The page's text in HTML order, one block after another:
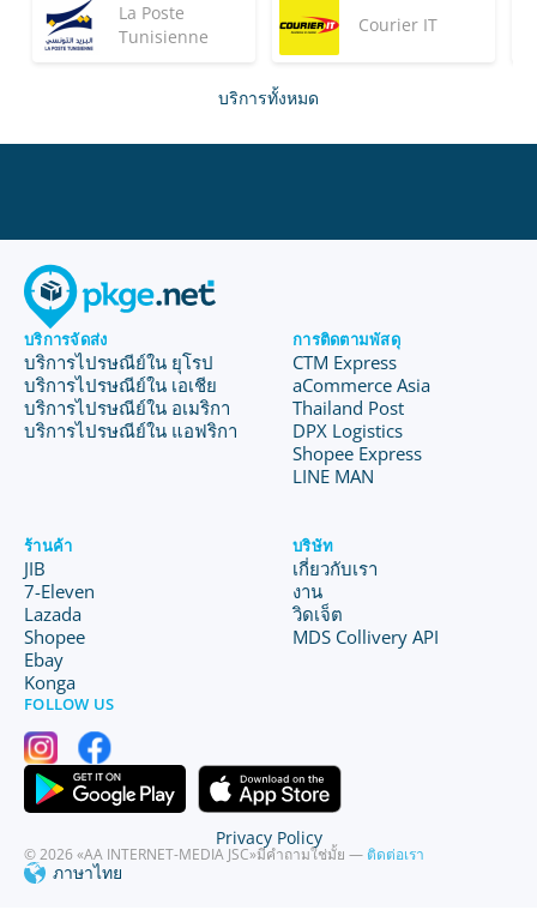
La Poste
Tunisienne
Courier IT
บริการทั้งหมด
บริการจัดส่ง
บริการไปรษณีย์ใน ยุโรป
บริการไปรษณีย์ใน เอเชีย
บริการไปรษณีย์ใน อเมริกา
บริการไปรษณีย์ใน แอฟริกา
การติดตามพัสดุ
CTM Express
aCommerce Asia
Thailand Post
DPX Logistics
Shopee Express
LINE MAN
ร้านค้า
JIB
7-Eleven
Lazada
Shopee
Ebay
Konga
บริษัท
เกี่ยวกับเรา
งาน
วิดเจ็ต
MDS Collivery API
FOLLOW US
© 2026 «AA INTERNET-MEDIA JSC»มีคำถามใช่มั้ย — ติดต่อเรา
ภาษาไทย
Privacy Policy